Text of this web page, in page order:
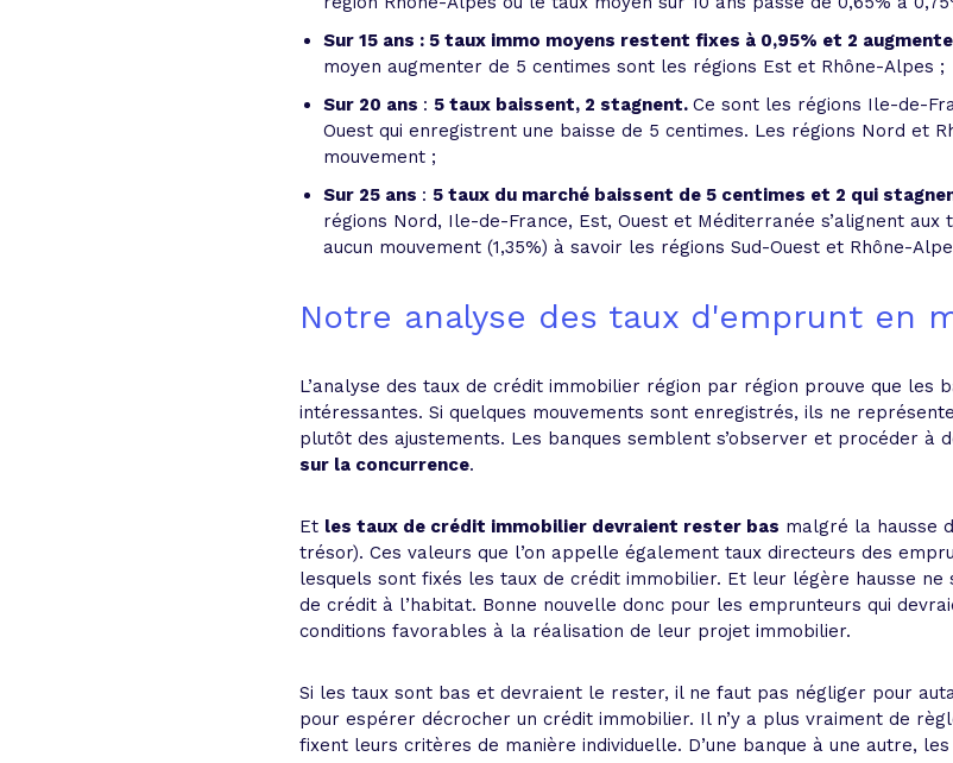
Sur 15 ans : 5 taux immo moyens restent fixes à 0,95% et 2
moyen augmenter de 5 centimes sont les régions Est et Rhône-Alpes ;
Sur 20 ans : 5 taux baissent, 2 stagnent. Ce sont les régions Ile-de-
Ouest qui enregistrent une baisse de 5 centimes. Les régions Nord et
mouvement ;
Sur 25 ans : 5 taux du marché baissent de 5 centimes et 2 qui
régions Nord, Ile-de-France, Est, Ouest et Méditerranée s’alignent aux
aucun mouvement (1,35%) à savoir les régions Sud-Ouest et Rhône-
Notre analyse des taux d'emprunt en
L’analyse des taux de crédit immobilier région par région prouve que les
intéressantes. Si quelques mouvements sont enregistrés, ils ne
plutôt des ajustements. Les banques semblent s’observer et procéder à
sur la concurrence.
Et les taux de crédit immobilier devraient rester bas malgré la hausse
trésor). Ces valeurs que l’on appelle également taux directeurs des
lesquels sont fixés les taux de crédit immobilier. Et leur légère hausse
de crédit à l’habitat. Bonne nouvelle donc pour les emprunteurs qui
conditions favorables à la réalisation de leur projet immobilier.
Si les taux sont bas et devraient le rester, il ne faut pas négliger pour
pour espérer décrocher un crédit immobilier. Il n’y a plus vraiment de
fixent leurs critères de manière individuelle. D’une banque à une autre,